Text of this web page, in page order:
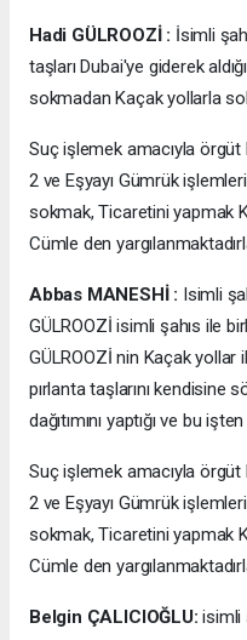
Hadi GÜLROOZİ : İsimli
taşları Dubai'ye giderek
sokmadan Kaçak yollarla
Suç işlemek amacıyla
2 ve Eşyayı Gümrük
sokmak, Ticaretini yapmak
Cümle den
Abbas MANESHİ : Isimli
GÜLROOZİ isimli şahıs ile
GÜLROOZİ nin Kaçak
pırlanta taşlarını kendisine
dağıtımını yaptığı ve bu
Suç işlemek amacıyla
2 ve Eşyayı Gümrük
sokmak, Ticaretini yapmak
Cümle den
Belgin ÇALICIOĞLU: isimli